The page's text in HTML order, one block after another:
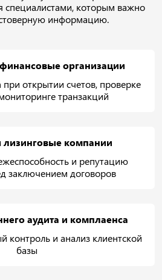
специалистами, которым важно
информацию.
организации
открытии счетов, проверке
транзакций
лизинговые компании
и репутацию
заключением договоров
аудита и комплаенса
контроль и анализ клиентской
базы